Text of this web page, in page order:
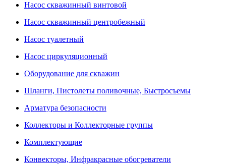
Насос скважинный винтовой
Насос скважинный центробежный
Насос туалетный
Насос циркуляционный
Оборудование для скважин
Шланги, Пистолеты поливочные, Быстросъемы
Арматура безопасности
Коллекторы и Коллекторные группы
Комплектующие
Конвекторы, Инфракрасные обогреватели